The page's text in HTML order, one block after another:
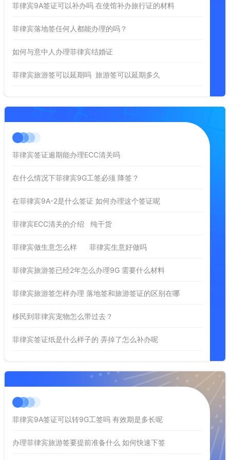
菲律宾9A签证可以补办吗 在使馆补办旅行证的材料
菲律宾落地签任何人都能办理的吗？
如何与意中人办理菲律宾结婚证
菲律宾旅游签可以延期吗 旅游签可以延期多久
菲律宾签证逾期能办理ECC清关吗
在什么情况下菲律宾9G工签必须 降签？
在菲律宾9A-2是什么签证 如何办理这个签证呢
菲律宾ECC清关的介绍 纯干货
菲律宾做生意怎么样 菲律宾生意好做吗
菲律宾旅游签已经2年怎么办理9G 需要什么材料
菲律宾旅游签怎样办理 落地签和旅游签证的区别在哪
移民到菲律宾宠物怎么带过去？
菲律宾签证纸是什么样子的 弄掉了怎么补办呢
菲律宾9A签证可以转9G工签吗 有效期是多长呢
办理菲律宾旅游签要提前准备什么 如何快速下签